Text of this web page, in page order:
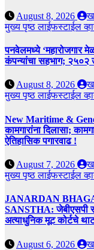
August 8, 2026
मुख्य पृष्ठलाईफस्टाईल
पनवेलमध्ये ‘महारोजगार
कंपन्यांचा सहभाग; २५०२
August 8, 2026
मुख्य पृष्ठलाईफस्टाईल
New Maritime &
कामगारांना दिलासा;
ऐतिहासिक पगारवाढ !
August 7, 2026
मुख्य पृष्ठलाईफस्टाईल
JANARDAN
SANSTHA: जेबीएसपी
अत्याधुनिक मूट कोर्टचे
August 6, 2026